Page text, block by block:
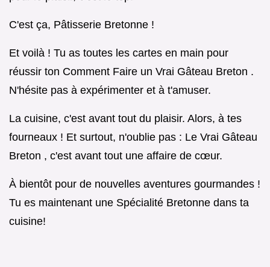
C'est ça, Pâtisserie Bretonne !
Et voilà ! Tu as toutes les cartes en main pour
réussir ton Comment Faire un Vrai Gâteau Breton .
N'hésite pas à expérimenter et à t'amuser.
La cuisine, c'est avant tout du plaisir. Alors, à tes
fourneaux ! Et surtout, n'oublie pas : Le Vrai Gâteau
Breton , c'est avant tout une affaire de cœur.
À bientôt pour de nouvelles aventures gourmandes !
Tu es maintenant une Spécialité Bretonne dans ta
cuisine!